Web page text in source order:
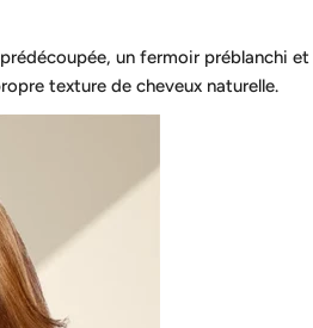
un fermoir préblanchi et
texture de cheveux naturelle.